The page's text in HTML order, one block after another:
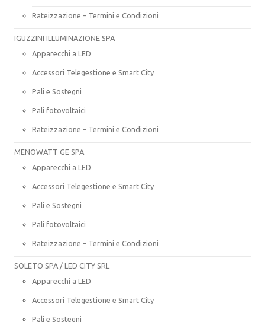
Rateizzazione – Termini e Condizioni
IGUZZINI ILLUMINAZIONE SPA
Apparecchi a LED
Accessori Telegestione e Smart City
Pali e Sostegni
Pali fotovoltaici
Rateizzazione – Termini e Condizioni
MENOWATT GE SPA
Apparecchi a LED
Accessori Telegestione e Smart City
Pali e Sostegni
Pali fotovoltaici
Rateizzazione – Termini e Condizioni
SOLETO SPA / LED CITY SRL
Apparecchi a LED
Accessori Telegestione e Smart City
Pali e Sostegni